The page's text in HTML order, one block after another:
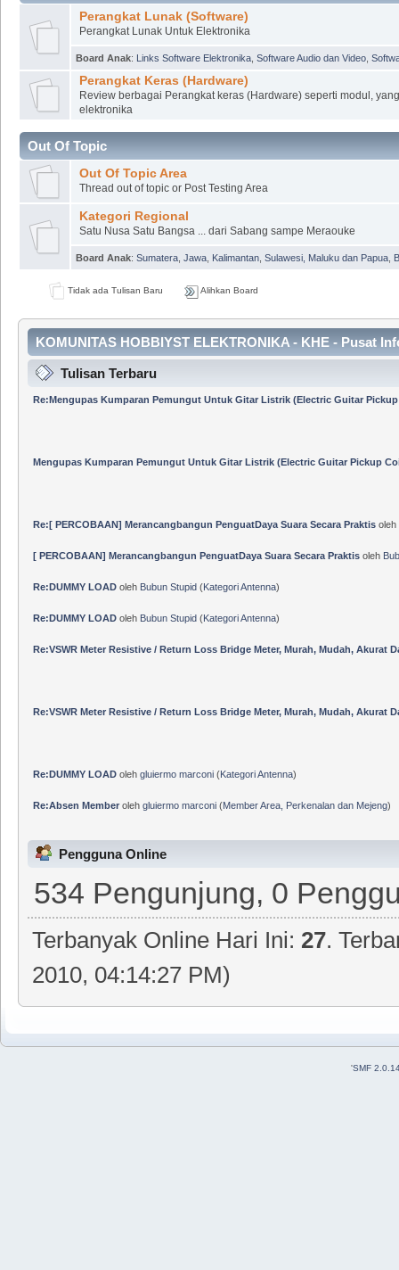
Perangkat Lunak (Software)
Perangkat Lunak Untuk Elektronika
Board Anak: Links Software Elektronika Software Audio dan Video
Perangkat Keras (Hardware)
Review berbagai Perangkat keras (Hardware) seperti modul,
elektronika
Out Of Topic
Out Of Topic Area
Thread out of topic or Post Testing Area
Kategori Regional
Satu Nusa Satu Bangsa ... dari Sabang sampe Meraouke
Board Anak: Sumatera Jawa Kalimantan Sulawesi, Maluku dan Papua
Tidak ada Tulisan Baru Alihkan Board
KOMUNITAS HOBBIYST ELEKTRONIKA - KHE - Pusat
Tulisan Terbaru
Re:Mengupas Kumparan Pemungut Untuk Gitar Listrik (Electric Guitar
Mengupas Kumparan Pemungut Untuk Gitar Listrik (Electric Guitar Pickup
Re:[ PERCOBAAN] Merancangbangun PenguatDaya Suara Secara Praktisoleh
[ PERCOBAAN] Merancangbangun PenguatDaya Suara Secara Praktisoleh
Re:DUMMY LOADoleh Bubun Stupid(Kategori Antenna)
Re:DUMMY LOADoleh Bubun Stupid(Kategori Antenna)
Re:VSWR Meter Resistive / Return Loss Bridge Meter, Murah, Mudah, Akurat
Re:VSWR Meter Resistive / Return Loss Bridge Meter, Murah, Mudah, Akurat
Re:DUMMY LOADoleh gluiermo marconi(Kategori Antenna)
Re:Absen Member oleh gluiermo marconi(Member Area, Perkenalan dan Mejeng)
Pengguna Online
534 Pengunjung, 0
Terbanyak Online Hari Ini: 27.
2010, 04:14:27 PM)
'SMF